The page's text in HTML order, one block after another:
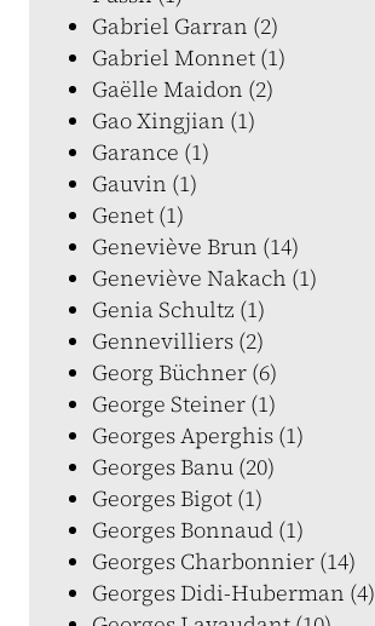
Gabriel Garran (2)
Gabriel Monnet (1)
Gaëlle Maidon (2)
Gao Xingjian (1)
Garance (1)
Gauvin (1)
Genet (1)
Geneviève Brun (14)
Geneviève Nakach (1)
Genia Schultz (1)
Gennevilliers (2)
Georg Büchner (6)
George Steiner (1)
Georges Aperghis (1)
Georges Banu (20)
Georges Bigot (1)
Georges Bonnaud (1)
Georges Charbonnier (14)
Georges Didi-Huberman (4)